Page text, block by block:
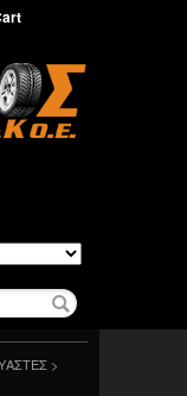
>